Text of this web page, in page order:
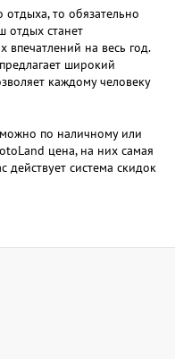
то обязательно
отдых станет
впечатлений на весь год.
широкий
каждому человеку
по наличному или
цена, на них самая
действует система скидок